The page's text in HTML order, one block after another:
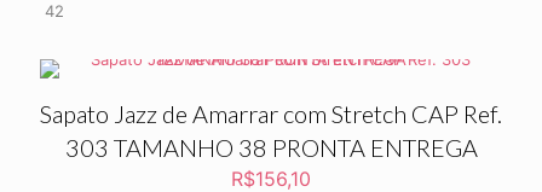
42
Sapato Jazz de Amarrar com Stretch CAP Ref.
303 TAMANHO 38 PRONTA ENTREGA
R$156,10